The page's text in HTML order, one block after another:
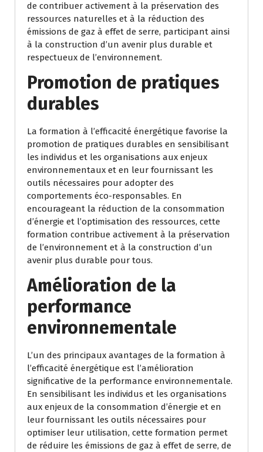
de contribuer activement à la préservation des
ressources naturelles et à la réduction des
émissions de gaz à effet de serre, participant ainsi
à la construction d’un avenir plus durable et
respectueux de l’environnement.
Promotion de pratiques
durables
La formation à l’efficacité énergétique favorise la
promotion de pratiques durables en sensibilisant
les individus et les organisations aux enjeux
environnementaux et en leur fournissant les
outils nécessaires pour adopter des
comportements éco-responsables. En
encourageant la réduction de la consommation
d’énergie et l’optimisation des ressources, cette
formation contribue activement à la préservation
de l’environnement et à la construction d’un
avenir plus durable pour tous.
Amélioration de la
performance
environnementale
L’un des principaux avantages de la formation à
l’efficacité énergétique est l’amélioration
significative de la performance environnementale.
En sensibilisant les individus et les organisations
aux enjeux de la consommation d’énergie et en
leur fournissant les outils nécessaires pour
optimiser leur utilisation, cette formation permet
de réduire les émissions de gaz à effet de serre, de